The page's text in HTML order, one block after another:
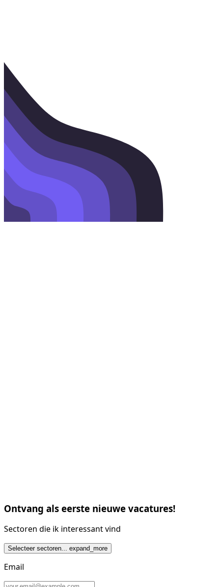
Ontvang als eerste nieuwe vacatures!
Sectoren die ik interessant vind
Selecteer sectoren... expand_more
Email